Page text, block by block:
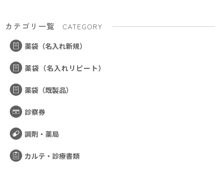
カテゴリ一覧
CATEGORY
薬袋（名入れ新規）
薬袋（名入れリピート）
薬袋（既製品）
診察券
調剤・薬局
カルテ・診療書類